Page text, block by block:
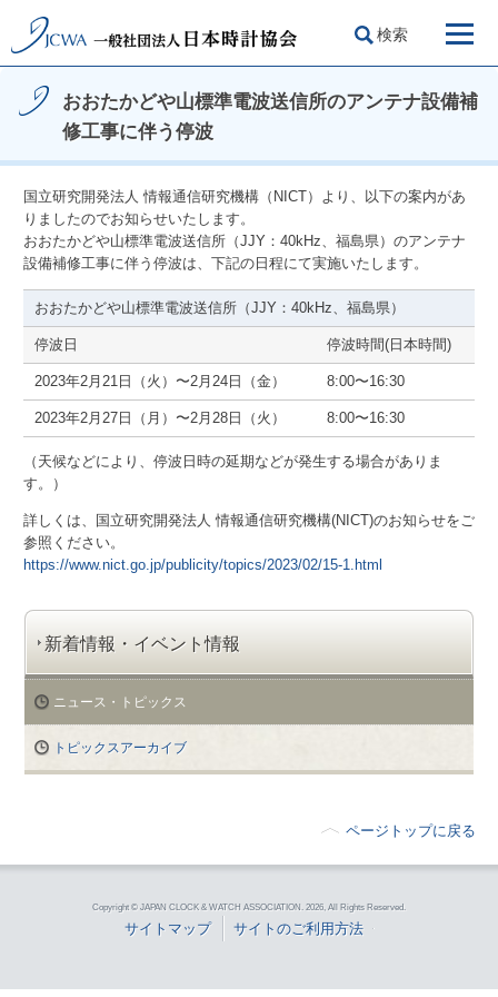
検索
おおたかどや山標準電波送信所のアンテナ設備補
修工事に伴う停波
国立研究開発法人 情報通信研究機構（NICT）より、以下の案内があ
りましたのでお知らせいたします。
おおたかどや山標準電波送信所（JJY：40kHz、福島県）のアンテナ
設備補修工事に伴う停波は、下記の日程にて実施いたします。
おおたかどや山標準電波送信所（JJY：40kHz、福島県）
停波日 停波時間(日本時間)
2023年2月21日（火）〜2月24日（金） 8:00〜16:30
2023年2月27日（月）〜2月28日（火） 8:00〜16:30
（天候などにより、停波日時の延期などが発生する場合がありま
す。）
詳しくは、国立研究開発法人 情報通信研究機構(NICT)のお知らせをご
参照ください。
https://www.nict.go.jp/publicity/topics/2023/02/15-1.html
新着情報・イベント情報
ニュース・トピックス
トピックスアーカイブ
ページトップに戻る
Copyright © JAPAN CLOCK & WATCH ASSOCIATION. 2026, All Rights Reserved.
サイトマップ サイトのご利用方法